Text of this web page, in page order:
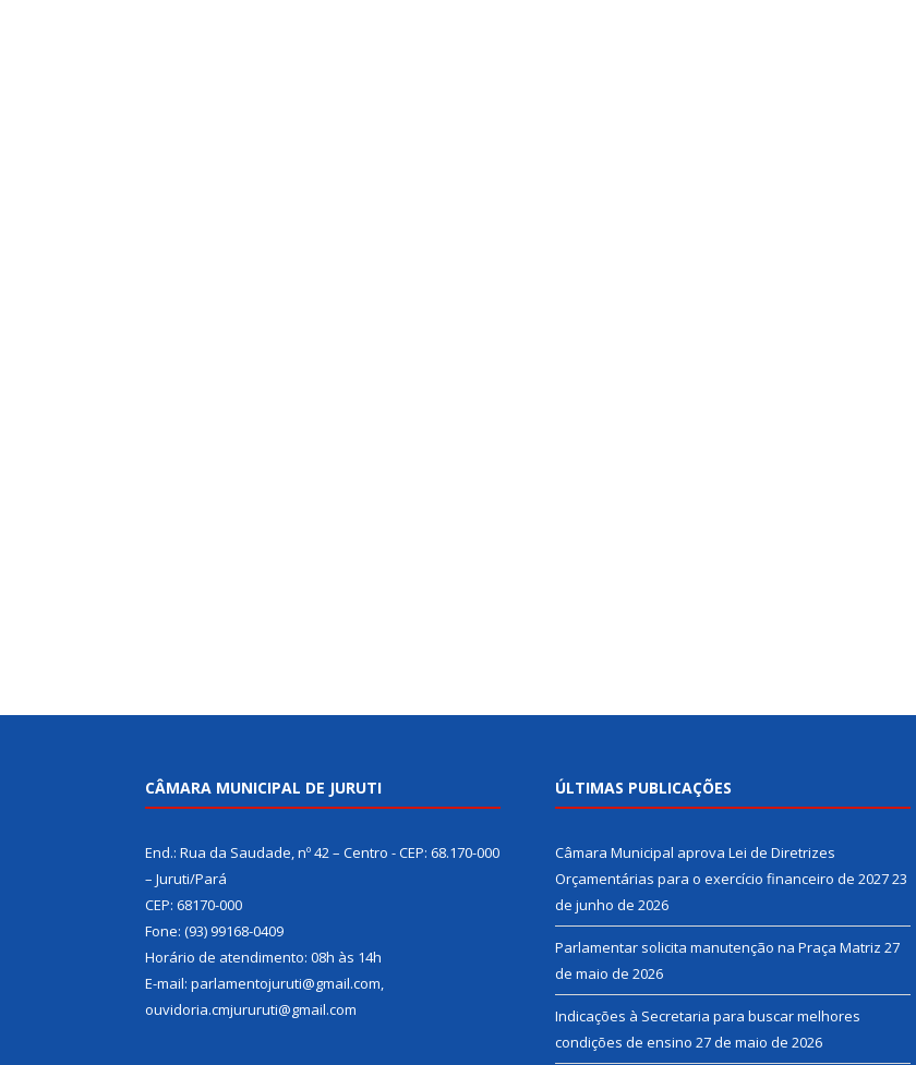
CÂMARA MUNICIPAL DE JURUTI
End.: Rua da Saudade, nº 42 – Centro - CEP: 68.170-000
– Juruti/Pará
CEP: 68170-000
Fone: (93) 99168-0409
Horário de atendimento: 08h às 14h
E-mail: parlamentojuruti@gmail.com,
ouvidoria.cmjururuti@gmail.com
ÚLTIMAS PUBLICAÇÕES
Câmara Municipal aprova Lei de Diretrizes
Orçamentárias para o exercício financeiro de 202723
de junho de 2026
Parlamentar solicita manutenção na Praça Matriz 27
de maio de 2026
Indicações à Secretaria para buscar melhores
condições de ensino 27 de maio de 2026